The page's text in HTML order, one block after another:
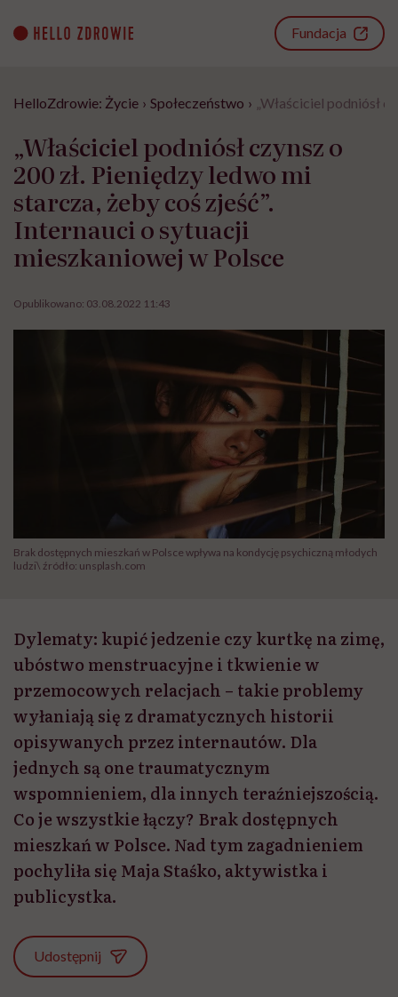
content
Fundacja
HelloZdrowie: Życie › Społeczeństwo › „Właściciel podniósł
„Właściciel podniósł czynsz o
200 zł. Pieniędzy ledwo mi
starcza, żeby coś zjeść”.
Internauci o sytuacji
mieszkaniowej w Polsce
Opublikowano: 03.08.2022 11:43
Brak dostępnych mieszkań w Polsce wpływa na kondycję psychiczną młodych
ludzi\ źródło: unsplash.com
Dylematy: kupić jedzenie czy kurtkę na zimę,
ubóstwo menstruacyjne i tkwienie w
przemocowych relacjach – takie problemy
wyłaniają się z dramatycznych historii
opisywanych przez internautów. Dla
jednych są one traumatycznym
wspomnieniem, dla innych teraźniejszością.
Co je wszystkie łączy? Brak dostępnych
mieszkań w Polsce. Nad tym zagadnieniem
pochyliła się Maja Staśko, aktywistka i
publicystka.
Udostępnij